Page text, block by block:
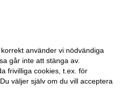
använder vi nödvändiga
går inte att stänga av.
frivilliga cookies, t.ex. för
väljer själv om du vill acceptera